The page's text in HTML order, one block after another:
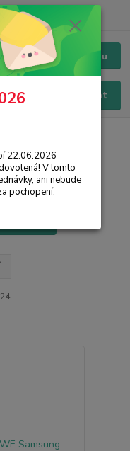
Menu
Hledat
22.06.2026 -
V tomto
ani nebude
pochopení.